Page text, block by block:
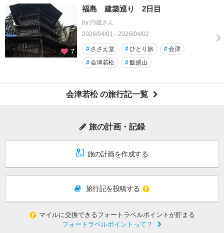
7
福島 建築巡り 2日目
by 円蔵さん
2026/04/01 - 2026/04/02
# さざえ堂 #ひとり旅 #会津
#会津若松 #飯盛山
会津若松 の旅行記一覧
旅の計画・記録
旅の計画を作成する
旅行記を投稿する
マイルに交換できるフォートラベルポイントが貯まる
フォートラベルポイントって？